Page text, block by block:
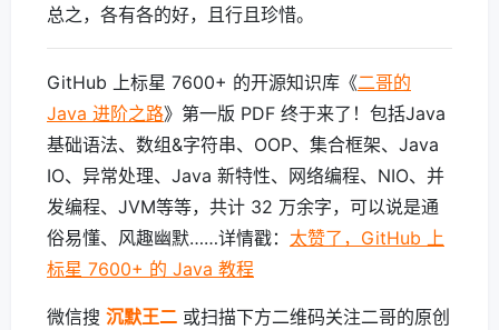
总之，各有各的好，且行且珍惜。
GitHub 上标星 7600+ 的开源知识库《二哥的
Java 进阶之路》第一版 PDF 终于来了！包括Java
基础语法、数组&字符串、OOP、集合框架、Java
IO、异常处理、Java 新特性、网络编程、NIO、并
发编程、JVM等等，共计 32 万余字，可以说是通
俗易懂、风趣幽默……详情戳： 太赞了，GitHub 上
标星 7600+ 的 Java 教程
微信搜 沉默王二 或扫描下方二维码关注二哥的原创